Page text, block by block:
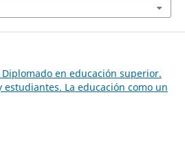
en educación superior.
estudiantes. La educación como un